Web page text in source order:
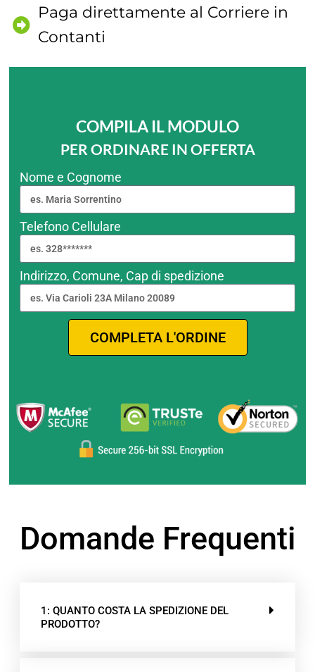
Paga direttamente al Corriere in
Contanti
COMPILA IL MODULO
PER ORDINARE IN OFFERTA
Nome e Cognome
Telefono Cellulare
Indirizzo, Comune, Cap di spedizione
COMPLETA L'ORDINE
Domande Frequenti
1: QUANTO COSTA LA SPEDIZIONE DEL
PRODOTTO?